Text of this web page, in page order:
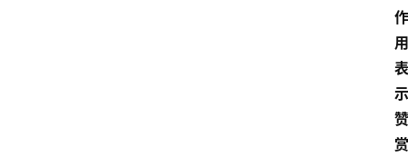
作
用
表
示
赞
赏